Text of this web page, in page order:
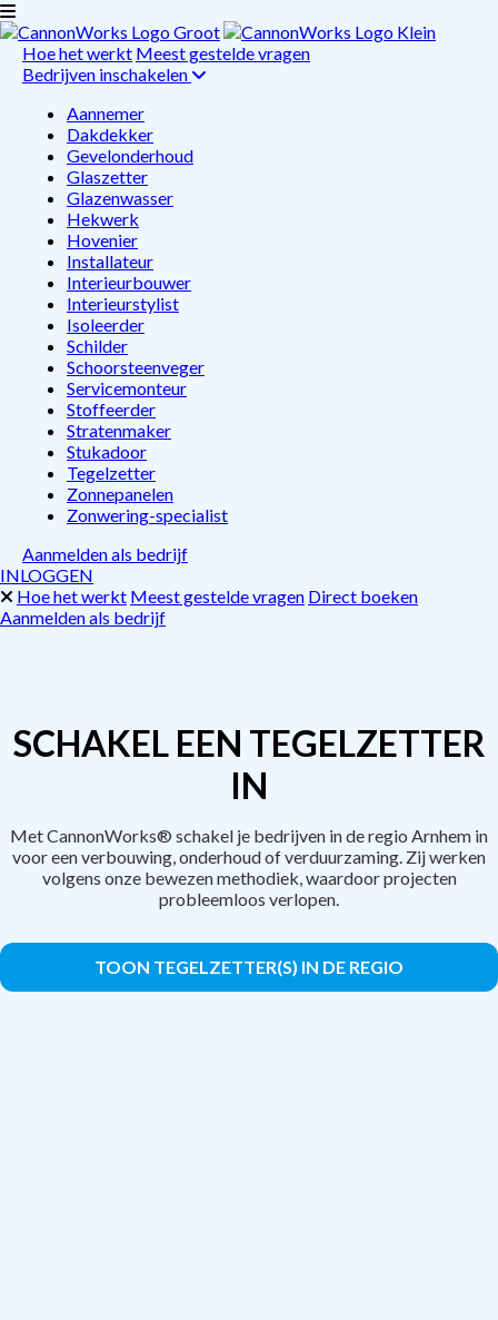
Hoe het werkt Meest gestelde vragen
Bedrijven inschakelen
Aannemer
Dakdekker
Gevelonderhoud
Glaszetter
Glazenwasser
Hekwerk
Hovenier
Installateur
Interieurbouwer
Interieurstylist
Isoleerder
Schilder
Schoorsteenveger
Servicemonteur
Stoffeerder
Stratenmaker
Stukadoor
Tegelzetter
Zonnepanelen
Zonwering-specialist
Aanmelden als bedrijf
INLOGGEN
Hoe het werkt Meest gestelde vragen Direct boeken
Aanmelden als bedrijf
SCHAKEL EEN TEGELZETTER
IN
Met CannonWorks® schakel je bedrijven in de regio Arnhem in
voor een verbouwing, onderhoud of verduurzaming. Zij werken
volgens onze bewezen methodiek, waardoor projecten
probleemloos verlopen.
TOON TEGELZETTER(S) IN DE REGIO